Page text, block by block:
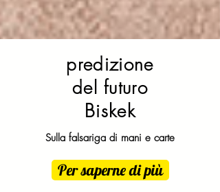
predizione
del futuro
Biskek
Sulla falsariga di mani e carte
Per saperne di più